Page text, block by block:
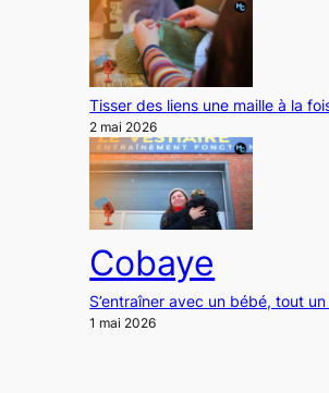
Tisser des liens une maille à la
2 mai 2026
Cobaye
S’entraîner avec un bébé, tout
1 mai 2026